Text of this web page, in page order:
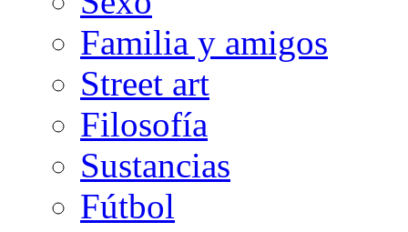
Familia y amigos
Street art
Filosofía
Sustancias
Fútbol